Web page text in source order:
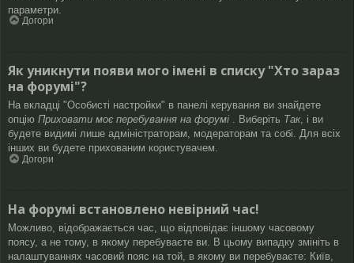
параметри.
Догори
Як уникнути появи мого імені в списку "Хто зараз
на форумі"?
На вкладці "Особисті настройки" в панелі керування ви знайдете
опцію Приховати моє перебування на форумі . Виберіть Так, і ви
будете видимі лише адміністраторам, модераторам та собі. Для всіх
інших ви будете прихованим користувачем.
Догори
На форумі встановлено невірний час!
Можливо, відображається час, що відповідає іншому часовому
поясу, а не тому, в якому перебуваєте ви. В цьому випадку змініть в
налаштуваннях часовий пояс на той, в якому ви перебуваєте: Київ,